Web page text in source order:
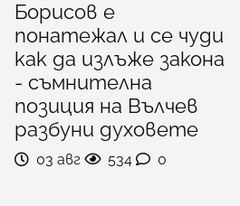
Борисов е
понатежал и се чуди
как да излъже закона
- съмнителна
позиция на Вълчев
разбуни духовете
03 авг 534 0